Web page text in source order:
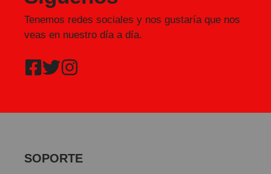
Tenemos redes sociales y nos gustaría que nos
veas en nuestro día a día.
SOPORTE